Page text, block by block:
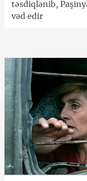
təsdiqlənib,
vəd edir